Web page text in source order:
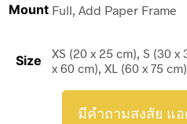
Mount Full, Add Paper Frame
Size
XS (20 x 25 cm), S (30
x 60 cm), XL (60 x 75
มีคำถามสงสัย แ